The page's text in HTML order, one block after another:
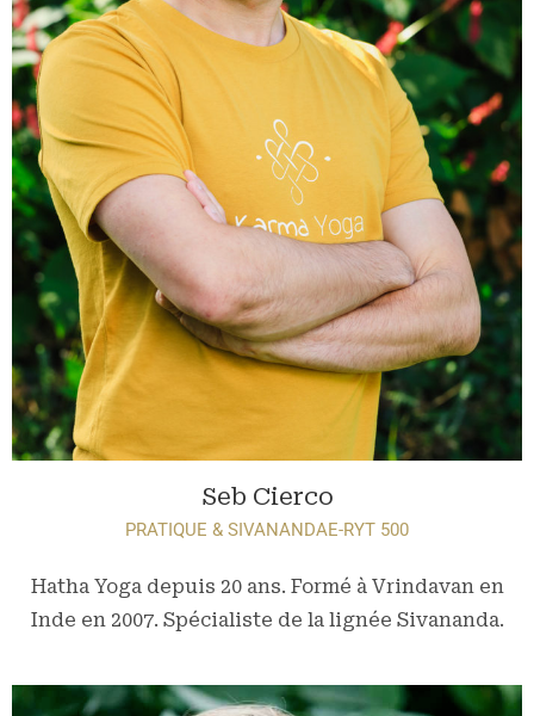
Seb Cierco
PRATIQUE & SIVANANDAE-RYT 500
Hatha Yoga depuis 20 ans. Formé à Vrindavan en
Inde en 2007. Spécialiste de la lignée Sivananda.